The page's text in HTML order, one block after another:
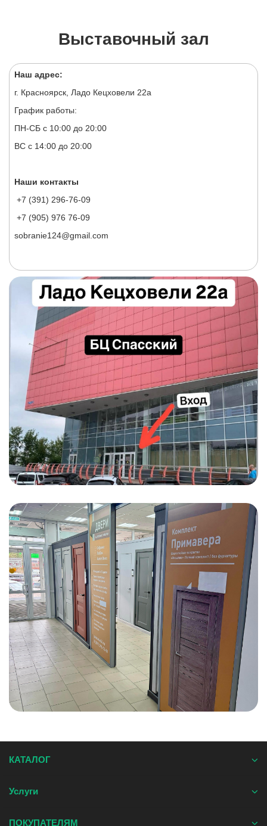
Выставочный зал
Наш адрес:
г. Красноярск, Ладо Кецховели 22а
График работы:
ПН-СБ с 10:00 до 20:00
ВС с 14:00 до 20:00
Наши контакты
+7 (391) 296-76-09
+7 (905) 976 76-09
sobranie124@gmail.com
КАТАЛОГ
Услуги
ПОКУПАТЕЛЯМ